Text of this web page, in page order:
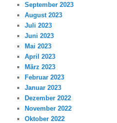
September 2023
August 2023
Juli 2023
Juni 2023
Mai 2023
April 2023
März 2023
Februar 2023
Januar 2023
Dezember 2022
November 2022
Oktober 2022